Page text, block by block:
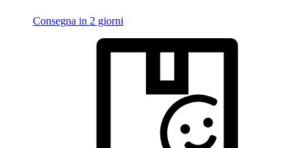
Consegna in 2 giorni